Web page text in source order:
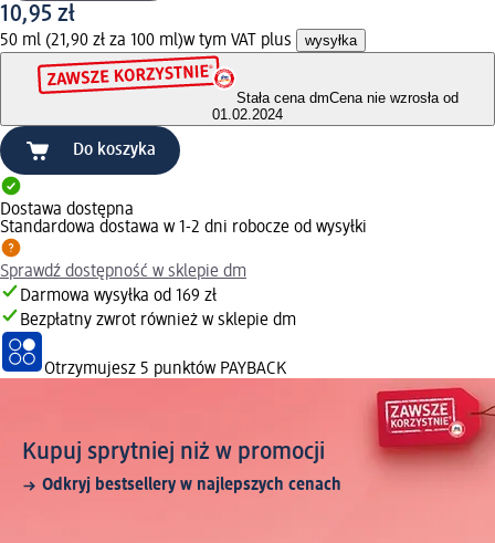
10,95 zł
50 ml (21,90 zł za 100 ml)w tym VAT plus wysyłka
Stała cena dmCena nie wzrosła od
01.02.2024
Do koszyka
Dostawa dostępna
Standardowa dostawa w 1-2 dni robocze od wysyłki
Sprawdź dostępność w sklepie dm
Darmowa wysyłka od 169 zł
Bezpłatny zwrot również w sklepie dm
Otrzymujesz 5 punktów PAYBACK
Kupuj sprytniej niż w promocji
Odkryj bestsellery w najlepszych cenach